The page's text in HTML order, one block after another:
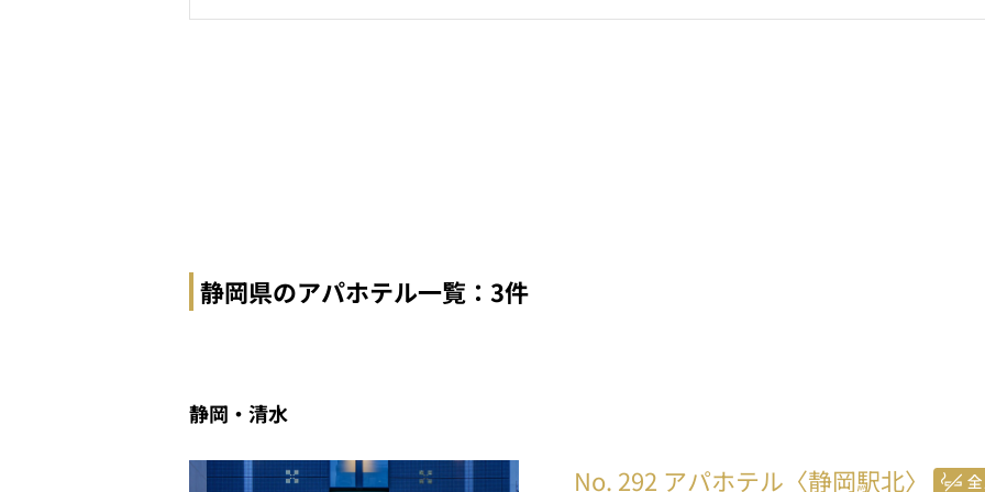
静岡県のアパホテル一覧：3件
静岡・清水
No. 292 アパホテル〈静岡駅北〉